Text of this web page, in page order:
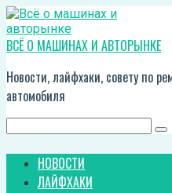
Перейти
к
контенту
ВСЁ О МАШИНАХ И АВТОРЫНКЕ
Новости, лайфхаки, совету по
автомобиля
НОВОСТИ
ЛАЙФХАКИ